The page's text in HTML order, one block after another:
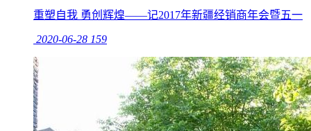
重塑自我 勇创辉煌——记2017年新疆经销商年会暨五一
2020-06-28 159